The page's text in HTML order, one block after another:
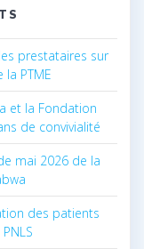
prestataires sur
PTME
et la Fondation
de convivialité
mai 2026 de la
des patients